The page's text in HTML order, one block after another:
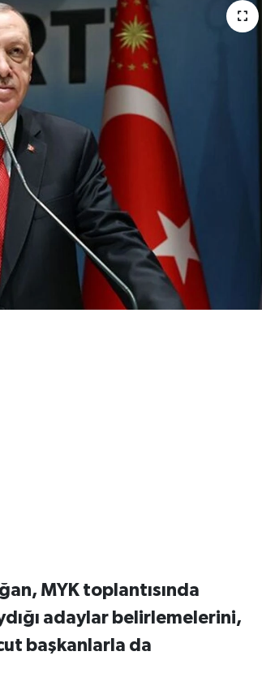
MYK toplantısında
adaylar belirlemelerini,
başkanlarla da